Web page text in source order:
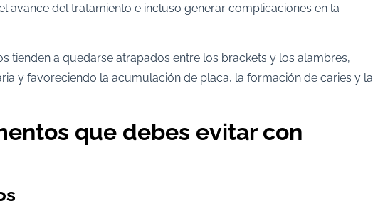
avance del tratamiento e incluso generar complicaciones en la
tienden a quedarse atrapados entre los brackets y los alambres,
y favoreciendo la acumulación de placa, la formación de caries y la
que debes evitar con